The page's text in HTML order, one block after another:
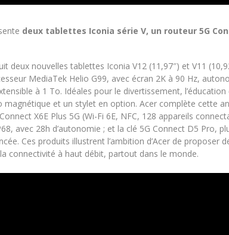
deux tablettes Iconia série V, un routeur 5G
deux nouvelles tablettes Iconia V12 (11,97″) et V11
MediaTek Helio G99, avec écran 2K à 90 Hz,
à 1 To. Idéales pour le divertissement,
magnétique et un stylet en option. Acer complète cette
X6E Plus 5G (Wi-Fi 6E, NFC, 128 appareils
avec 28h d’autonomie ; et la clé 5G Connect D5 Pro,
Ces produits illustrent l’ambition d’Acer de
connectivité à haut débit, partout dans le monde.